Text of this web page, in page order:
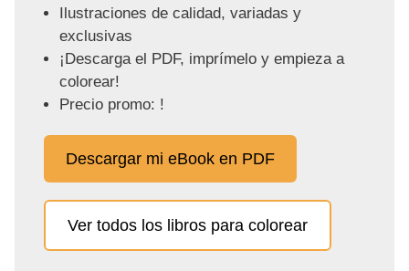
Ilustraciones de calidad, variadas y
exclusivas
¡Descarga el PDF, imprímelo y empieza a
colorear!
Precio promo: !
Descargar mi eBook en PDF
Ver todos los libros para colorear